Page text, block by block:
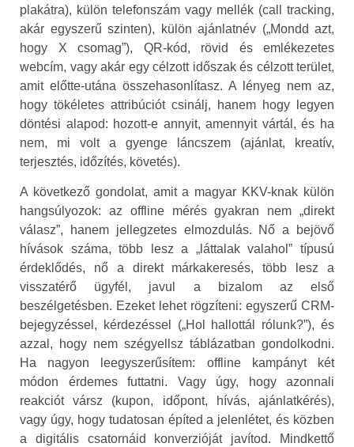
plakátra), külön telefonszám vagy mellék (call tracking,
akár egyszerű szinten), külön ajánlatnév („Mondd azt,
hogy X csomag”), QR-kód, rövid és emlékezetes
webcím, vagy akár egy célzott időszak és célzott terület,
amit előtte-utána összehasonlítasz. A lényeg nem az,
hogy tökéletes attribúciót csinálj, hanem hogy legyen
döntési alapod: hozott-e annyit, amennyit vártál, és ha
nem, mi volt a gyenge láncszem (ajánlat, kreatív,
terjesztés, időzítés, követés).
A következő gondolat, amit a magyar KKV-knak külön
hangsúlyozok: az offline mérés gyakran nem „direkt
válasz”, hanem jellegzetes elmozdulás. Nő a bejövő
hívások száma, több lesz a „láttalak valahol” típusú
érdeklődés, nő a direkt márkakeresés, több lesz a
visszatérő ügyfél, javul a bizalom az első
beszélgetésben. Ezeket lehet rögzíteni: egyszerű CRM-
bejegyzéssel, kérdezéssel („Hol hallottál rólunk?”), és
azzal, hogy nem szégyellsz táblázatban gondolkodni.
Ha nagyon leegyszerűsítem: offline kampányt két
módon érdemes futtatni. Vagy úgy, hogy azonnali
reakciót vársz (kupon, időpont, hívás, ajánlatkérés),
vagy úgy, hogy tudatosan építed a jelenlétet, és közben
a digitális csatornáid konverzióját javítod. Mindkettő